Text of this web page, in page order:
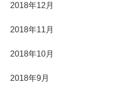
2018年12月
2018年11月
2018年10月
2018年9月